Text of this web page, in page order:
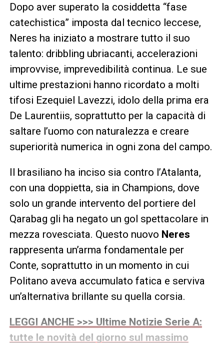
Dopo aver superato la cosiddetta “fase
catechistica” imposta dal tecnico leccese,
Neres ha iniziato a mostrare tutto il suo
talento: dribbling ubriacanti, accelerazioni
improvvise, imprevedibilità continua. Le sue
ultime prestazioni hanno ricordato a molti
tifosi Ezequiel Lavezzi, idolo della prima era
De Laurentiis, soprattutto per la capacità di
saltare l’uomo con naturalezza e creare
superiorità numerica in ogni zona del campo.
Il brasiliano ha inciso sia contro l’Atalanta,
con una doppietta, sia in Champions, dove
solo un grande intervento del portiere del
Qarabag gli ha negato un gol spettacolare in
mezza rovesciata. Questo nuovo Neres
rappresenta un’arma fondamentale per
Conte, soprattutto in un momento in cui
Politano aveva accumulato fatica e serviva
un’alternativa brillante su quella corsia.
LEGGI ANCHE >>> Ultime Notizie Serie A:
tutte le novità del giorno sul massimo